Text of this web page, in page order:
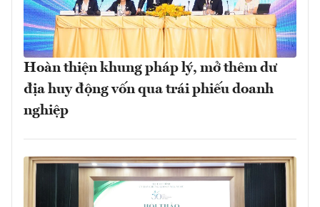
Hoàn thiện khung pháp lý, mở thêm dư
địa huy động vốn qua trái phiếu doanh
nghiệp